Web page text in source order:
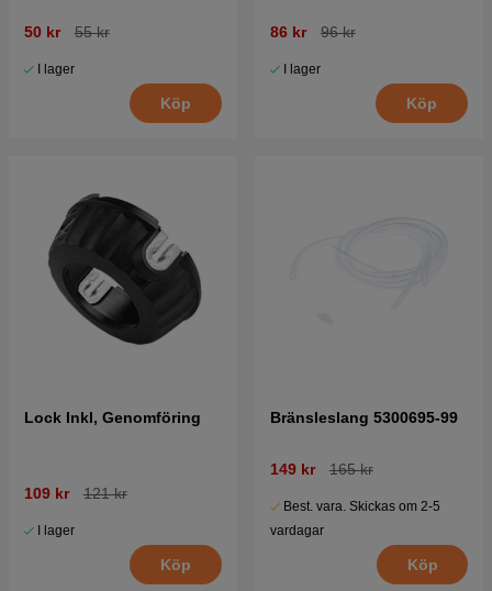
50 kr 55 kr
I lager
Köp
86 kr 96 kr
I lager
Köp
Lock Inkl, Genomföring
109 kr 121 kr
I lager
Köp
Bränsleslang 5300695-99
149 kr 165 kr
Best. vara. Skickas om 2-5
vardagar
Köp